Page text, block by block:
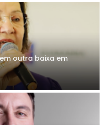
outra baixa em